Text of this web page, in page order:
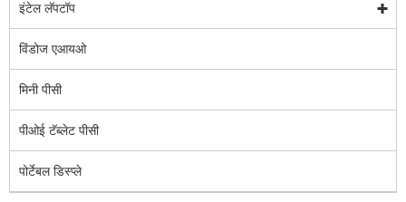
इंटेल लॅपटॉप
विंडोज एआयओ
मिनी पीसी
पीओई टॅब्लेट पीसी
पोर्टेबल डिस्प्ले